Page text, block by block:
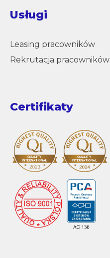
Usługi
Leasing pracowników
Rekrutacja pracowników
Certifikaty